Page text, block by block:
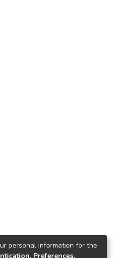
personal information for the
Preferences,